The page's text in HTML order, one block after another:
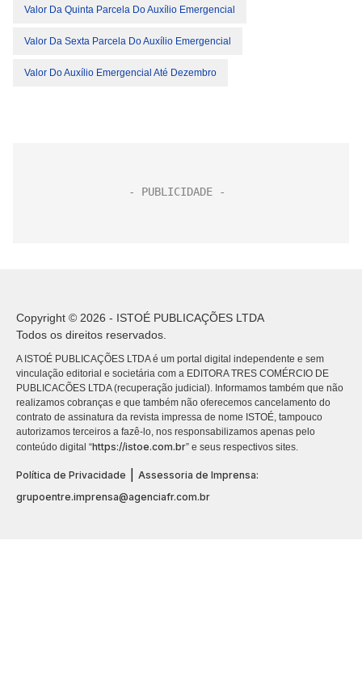
Valor Da Quinta Parcela Do Auxílio Emergencial
Valor Da Sexta Parcela Do Auxílio Emergencial
Valor Do Auxílio Emergencial Até Dezembro
Copyright © 2026 - ISTOÉ PUBLICAÇÕES LTDA
Todos os direitos reservados.
A ISTOÉ PUBLICAÇÕES LTDA é um portal digital independente e sem
vinculação editorial e societária com a EDITORA TRES COMÉRCIO DE
PUBLICACÕES LTDA (recuperação judicial). Informamos também que não
realizamos cobranças e que também não oferecemos cancelamento do
contrato de assinatura da revista impressa de nome ISTOÉ, tampouco
autorizamos terceiros a fazê-lo, nos responsabilizamos apenas pelo
conteúdo digital “https://istoe.com.br” e seus respectivos sites.
Política de Privacidade
Assessoria de Imprensa:
grupoentre.imprensa@agenciafr.com.br